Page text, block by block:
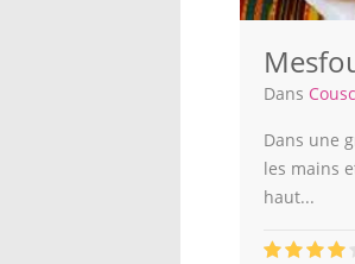
Dans
Dans une
les mains
haut...